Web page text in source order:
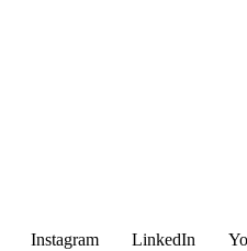
Instagram LinkedIn